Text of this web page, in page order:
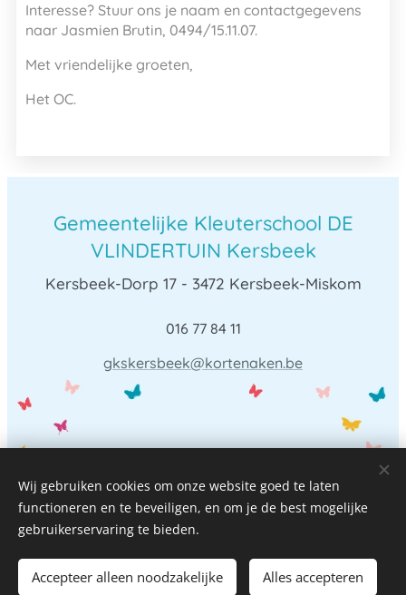
Interesse? Stuur ons je naam en contactgegevens
naar Jasmien Brutin, 0494/15.11.07.
Met vriendelijke groeten,
Het OC.
Gemeentelijke Kleuterschool DE
VLINDERTUIN Kersbeek
Kersbeek-Dorp 17 - 3472 Kersbeek-Miskom
016 77 84 11
gkskersbeek@kortenaken.be
Cookies
Wij gebruiken cookies om onze website goed te laten
functioneren en te beveiligen, en om je de best mogelijke
gebruikerservaring te bieden.
Accepteer alleen noodzakelijke Alles accepteren